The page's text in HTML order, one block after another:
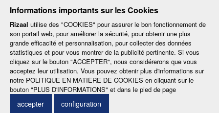
Informations importants sur les Cookies
Rizaal utilise des "COOKIES" pour assurer le bon fonctionnement de
son portail web, pour améliorer la sécurité, pour obtenir une plus
grande efficacité et personnalisation, pour collecter des données
statistiques et pour vous montrer de la publicité pertinente. Si vous
cliquez sur le bouton "ACCEPTER", nous considérerons que vous
acceptez leur utilisation. Vous pouvez obtenir plus d'informations sur
notre POLITIQUE EN MATIÈRE DE COOKIES en cliquant sur le
bouton "PLUS D'INFORMATIONS" et dans le pied de page
accepter configuration
- ESP- ENG-CAT -FRA-DEU
CONTACTEZ NOUS
Menu